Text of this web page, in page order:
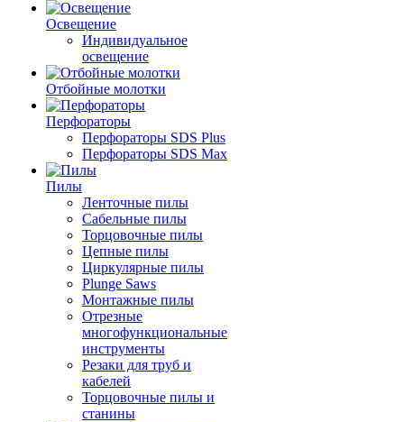
Освещение
Индивидуальное
освещение
Отбойные молотки
Перфораторы
Перфораторы SDS Plus
Перфораторы SDS Max
Пилы
Ленточные пилы
Сабельные пилы
Торцовочные пилы
Цепные пилы
Циркулярные пилы
Plunge Saws
Монтажные пилы
Отрезные
многофункциональные
инструменты
Резаки для труб и
кабелей
Торцовочные пилы и
станины